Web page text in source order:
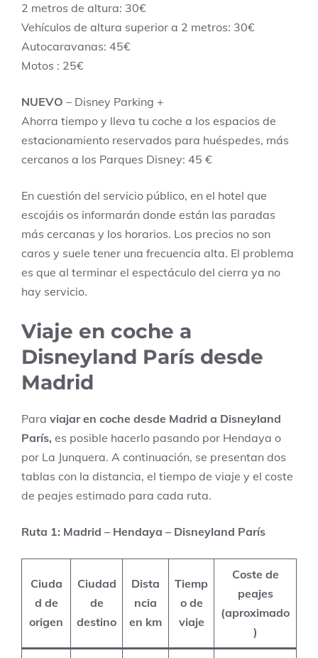
2 metros de altura: 30€
Vehículos de altura superior a 2 metros: 30€
Autocaravanas: 45€
Motos : 25€
NUEVO – Disney Parking +
Ahorra tiempo y lleva tu coche a los espacios de
estacionamiento reservados para huéspedes, más
cercanos a los Parques Disney: 45 €
En cuestión del servicio público, en el hotel que
escojáis os informarán donde están las paradas
más cercanas y los horarios. Los precios no son
caros y suele tener una frecuencia alta. El problema
es que al terminar el espectáculo del cierra ya no
hay servicio.
Viaje en coche a
Disneyland París desde
Madrid
Para viajar en coche desde Madrid a Disneyland
París, es posible hacerlo pasando por Hendaya o
por La Junquera. A continuación, se presentan dos
tablas con la distancia, el tiempo de viaje y el coste
de peajes estimado para cada ruta.
Ruta 1: Madrid – Hendaya – Disneyland París
Ciuda
d de
origen
Ciudad
de
destino
Dista
ncia
en km
Tiemp
o de
viaje
Coste de
peajes
(aproximado
)